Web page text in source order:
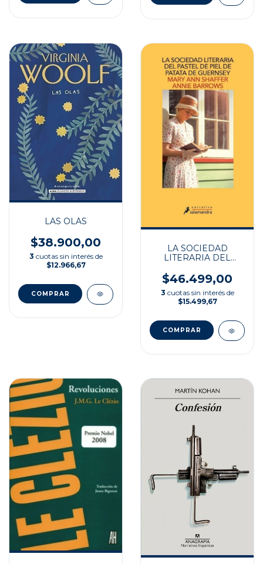
LAS OLAS
$38.900,00
3 cuotas sin interés de
$12.966,67
LA SOCIEDAD
LITERARIA DEL
PATATA DE
GUERNSEY
$46.499,00
3 cuotas sin interés de
$15.499,67